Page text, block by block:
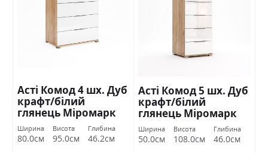
Асті Комод 4 шх. Дуб
крафт/білий
глянець Міромарк
Ширина
80.0см
Висота
95.0см
Глибина
46.2см
Асті Комод 5 шх. Дуб
крафт/білий
глянець Міромарк
Ширина
50.0см
Висота
108.0см
Глибина
46.0см